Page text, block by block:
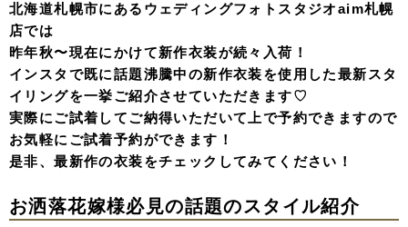
北海道札幌市にあるウェディングフォトスタジオaim札幌
店では
昨年秋〜現在にかけて新作衣装が続々入荷！
インスタで既に話題沸騰中の新作衣装を使用した最新スタ
イリングを一挙ご紹介させていただきます♡
実際にご試着してご納得いただいて上で予約できますので
お気軽にご試着予約ができます！
是非、最新作の衣装をチェックしてみてください！
お洒落花嫁様必見の話題のスタイル紹介